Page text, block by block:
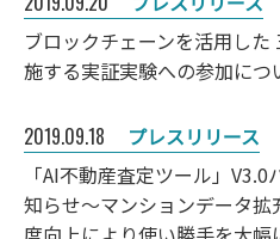
ブロックチェーンを活用し
施する実証実験への参加につ
2019.09.18
プレスリリース
「AI不動産査定ツール」
知らせ～マンションデータ